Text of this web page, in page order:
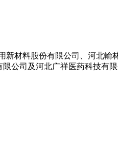
新材料股份有限公司、河北輸
公司及河北广祥医药科技有限